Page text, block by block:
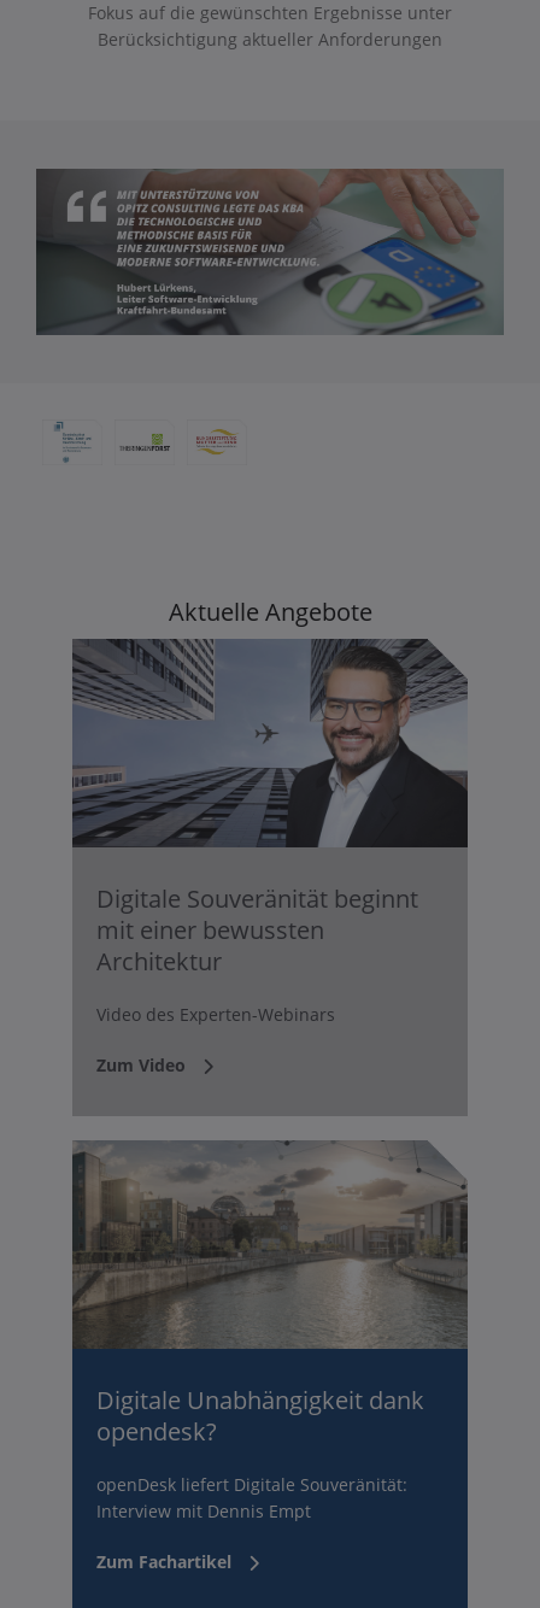
Fokus auf die gewünschten Ergebnisse unter
Berücksichtigung aktueller Anforderungen
Aktuelle Angebote
Digitale Souveränität beginnt
mit einer bewussten
Architektur
Video des Experten-Webinars
Zum Video
Digitale Unabhängigkeit dank
opendesk?
openDesk liefert Digitale Souveränität:
Interview mit Dennis Empt
Zum Fachartikel